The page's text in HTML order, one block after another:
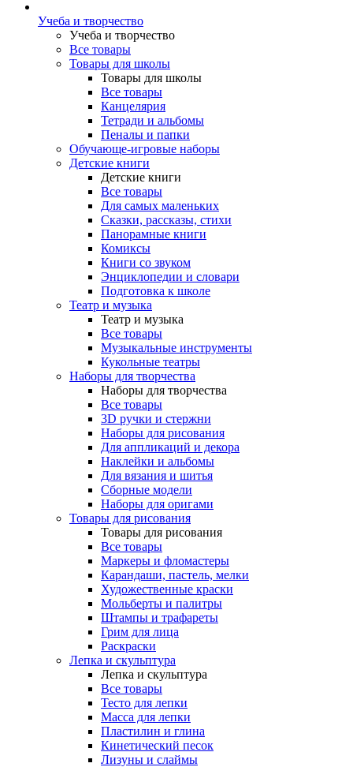
Учеба и творчество
Учеба и творчество
Все товары
Товары для школы
Товары для школы
Все товары
Канцелярия
Тетради и альбомы
Пеналы и папки
Обучающе-игровые наборы
Детские книги
Детские книги
Все товары
Для самых маленьких
Сказки, рассказы, стихи
Панорамные книги
Комиксы
Книги со звуком
Энциклопедии и словари
Подготовка к школе
Театр и музыка
Театр и музыка
Все товары
Музыкальные инструменты
Кукольные театры
Наборы для творчества
Наборы для творчества
Все товары
3D ручки и стержни
Наборы для рисования
Для аппликаций и декора
Наклейки и альбомы
Для вязания и шитья
Сборные модели
Наборы для оригами
Товары для рисования
Товары для рисования
Все товары
Маркеры и фломастеры
Карандаши, пастель, мелки
Художественные краски
Мольберты и палитры
Штампы и трафареты
Грим для лица
Раскраски
Лепка и скульптура
Лепка и скульптура
Все товары
Тесто для лепки
Масса для лепки
Пластилин и глина
Кинетический песок
Лизуны и слаймы